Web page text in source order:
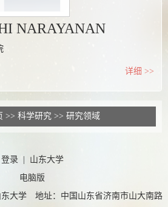
教师博客
NARAYANAN
详细 >>
>> 科学研究 >> 研究领域
登录| 山东大学
电脑版
大学 地址：中国山东省济南市山大南路